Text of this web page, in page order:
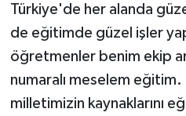
Türkiye'de her alanda
de eğitimde güzel işler
öğretmenler benim ekip
numaralı meselem
milletimizin kaynaklarını